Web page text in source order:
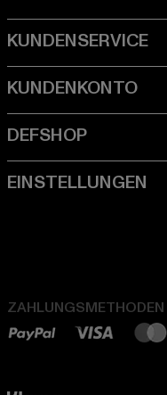
ZAHLUNGSMETHODEN